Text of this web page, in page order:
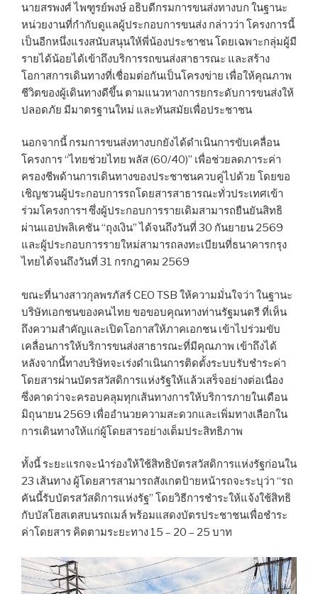
นายสรพงศ์ ไพฑูรย์พงษ์ อธิบดีกรมการขนส่งทางบก ในฐานะ
หน่วยงานที่กำกับดูแลผู้ประกอบการขนส่ง กล่าวว่า โครงการนี้
เป็นอีกหนึ่งแรงสนับสนุนให้พี่น้องประชาชน โดยเฉพาะกลุ่มผู้มี
รายได้น้อยได้เข้าถึงบริการรถขนส่งสาธารณะ และสร้าง
โอกาสการเดินทางที่เชื่อมต่อกันเป็นโครงข่าย เพื่อให้คุณภาพ
ชีวิตของผู้เดินทางดีขึ้น ตามแนวทางการยกระดับการขนส่งให้
ปลอดภัย มีมาตรฐานใหม่ และทันสมัยเพื่อประชาชน
นอกจากนี้ กรมการขนส่งทางบกยังได้ดำเนินการขับเคลื่อน
โครงการ “ไทยช่วยไทย พลัส (60/40)” เพื่อช่วยลดภาระค่า
ครองชีพด้านการเดินทางของประชาชนควบคู่ไปด้วย โดยขอ
เชิญชวนผู้ประกอบการรถโดยสารสาธารณะทั่วประเทศเข้า
ร่วมโครงการฯ ซึ่งผู้ประกอบการรายเดิมสามารถยืนยันสิทธิ
ผ่านแอปพลิเคชัน “ถุงเงิน” ได้จนถึงวันที่ 30 กันยายน 2569
และผู้ประกอบการรายใหม่สามารถลงทะเบียนที่ธนาคารกรุง
ไทยได้จนถึงวันที่ 31 กรกฎาคม 2569
ขณะที่นางสาวกุลพรภัสร์ CEO TSB ให้ความมั่นใจว่า ในฐานะ
บริษัทเอกชนของคนไทย ขอขอบคุณทางท่านรัฐมนตรี ที่เห็น
ถึงความสำคัญและเปิดโอกาสให้ภาคเอกชน เข้าไปร่วมขับ
เคลื่อนการให้บริการขนส่งสาธารณะที่มีคุณภาพ เข้าถึงได้
หลังจากนี้ทางบริษัทจะเร่งดำเนินการติดตั้งระบบรับชำระค่า
โดยสารผ่านบัตรสวัสดิการแห่งรัฐให้แล้วเสร็จอย่างต่อเนื่อง
ซึ่งคาดว่าจะครอบคลุมทุกเส้นทางการให้บริการภายในเดือน
มิถุนายน 2569 เพื่ออำนวยความสะดวกและเพิ่มทางเลือกใน
การเดินทางให้แก่ผู้โดยสารอย่างเต็มประสิทธิภาพ
ทั้งนี้ ระยะแรกจะนำร่องให้ใช้สิทธิบัตรสวัสดิการแห่งรัฐก่อนใน
23 เส้นทาง ผู้โดยสารสามารถสังเกตป้ายหน้ารถจะระบุว่า “รถ
คันนี้รับบัตรสวัสดิการแห่งรัฐ” โดยวิธีการชำระให้แจ้งใช้สิทธิ
กับบัสโฮสเตสบนรถเมล์ พร้อมแสดงบัตรประชาชนเพื่อชำระ
ค่าโดยสาร คิดตามระยะทาง 15 – 20 – 25 บาท